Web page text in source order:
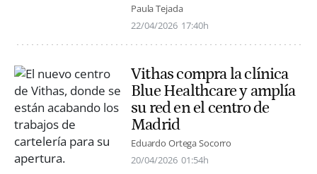
Paula Tejada
22/04/2026 17:40h
Vithas compra la clínica
Blue Healthcare y amplía
su red en el centro de
Madrid
Eduardo Ortega Socorro
20/04/2026 01:54h